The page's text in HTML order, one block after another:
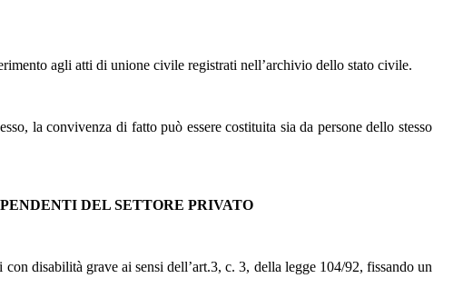
agli atti di unione civile registrati nell’archivio dello stato civile.
la convivenza di fatto può essere costituita sia da persone dello stesso
DEL SETTORE PRIVATO
disabilità grave ai sensi dell’art.3, c. 3, della legge 104/92, fissando un